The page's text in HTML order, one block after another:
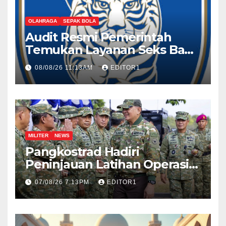
OLAHRAGA SEPAK BOLA
Audit Resmi Pemerintah
Temukan Layanan Seks Bagi
Wasit Asing di Skandal
Federasi Sepak Bola Korea
Selatan
08/08/26 11:13AM EDITOR1
MILITER NEWS
Pangkostrad Hadiri
Peninjauan Latihan Operasi
Terintegrasi TNI 2026 di
Kepulauan Riau
07/08/26 7:13PM EDITOR1